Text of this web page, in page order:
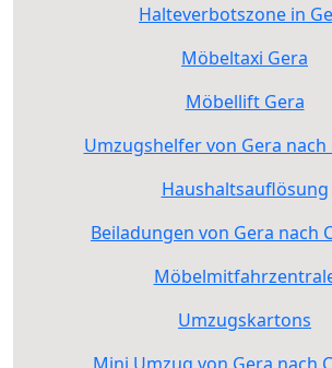
Halteverbotszone in
Möbeltaxi Gera
Möbellift Gera
Umzugshelfer von Gera nach
Haushaltsauflösung
Beiladungen von Gera nach
Umzugskartons